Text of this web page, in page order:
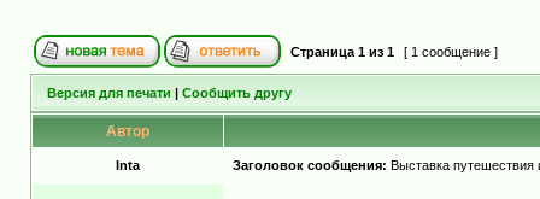
Страница 1 из 1 [ 1 сообщение ]
Версия для печати | Сообщить другу
Автор
Inta Заголовок сообщения: Выставка путешествия